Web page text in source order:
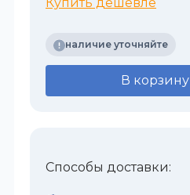
наличие уточняйте
В корзину
Способы доставки: